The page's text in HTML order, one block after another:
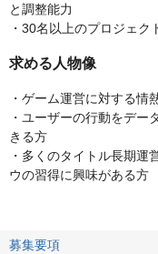
と調整能力
・30名以上のプロジェ
求める人物像
・ゲーム運営に対する情
・ユーザーの行動をデー
きる方
・多くのタイトル長期運
ウの習得に興味がある方
募集要項